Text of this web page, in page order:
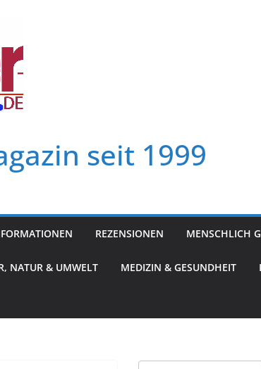
seit 1999
REZENSIONEN MENSCHLICH
NATUR & UMWELT MEDIZIN & GESUNDHEIT